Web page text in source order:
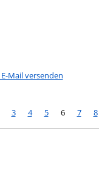
Mail versenden
3 4 5 6 7 8